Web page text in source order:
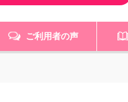
ご利用者の声